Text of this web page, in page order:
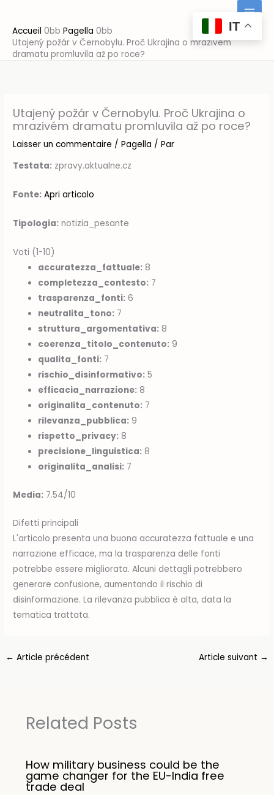
contenu
Accueil
Pagella
Utajený požár v Černobylu. Proč Ukrajina o mrazivém
dramatu promluvila až po roce?
Utajený požár v Černobylu. Proč Ukrajina o
mrazivém dramatu promluvila až po roce?
Laisser un commentaire /Pagella / Par
Testata: zpravy.aktualne.cz
Fonte: Apri articolo
Tipologia: notizia_pesante
Voti (1-10)
accuratezza_fattuale: 8
completezza_contesto: 7
trasparenza_fonti: 6
neutralita_tono: 7
struttura_argomentativa: 8
coerenza_titolo_contenuto: 9
qualita_fonti: 7
rischio_disinformativo: 5
efficacia_narrazione: 8
originalita_contenuto: 7
rilevanza_pubblica: 9
rispetto_privacy: 8
precisione_linguistica: 8
originalita_analisi: 7
Media: 7.54/10
Difetti principali
L'articolo presenta una buona accuratezza fattuale e una
narrazione efficace, ma la trasparenza delle fonti
potrebbe essere migliorata. Alcuni dettagli potrebbero
generare confusione, aumentando il rischio di
disinformazione. La rilevanza pubblica è alta, data la
tematica trattata.
← Article précédent Article suivant →
Related Posts
How military business could be the
game changer for the EU-India free
trade deal
IT